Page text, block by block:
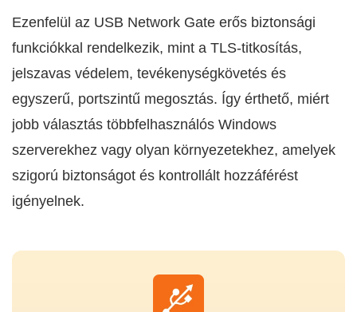
Ezenfelül az USB Network Gate erős biztonsági
funkciókkal rendelkezik, mint a TLS-titkosítás,
jelszavas védelem, tevékenységkövetés és
egyszerű, portszintű megosztás. Így érthető, miért
jobb választás többfelhasználós Windows
szerverekhez vagy olyan környezetekhez, amelyek
szigorú biztonságot és kontrollált hozzáférést
igényelnek.